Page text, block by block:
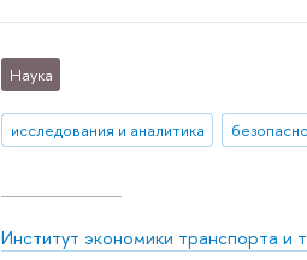
Наука
исследования и аналитика
Институт экономики транспорта и